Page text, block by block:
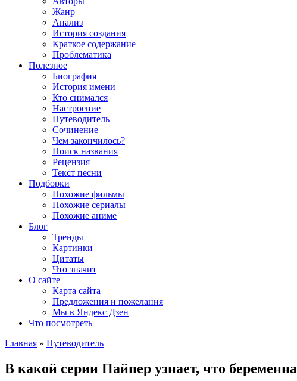
Жанр
Анализ
История создания
Краткое содержание
Проблематика
Полезное
Биография
История имени
Кто снимался
Настроение
Путеводитель
Сочинение
Чем закончилось?
Поиск названия
Рецензия
Текст песни
Подборки
Похожие фильмы
Похожие сериалы
Похожие аниме
Блог
Тренды
Картинки
Цитаты
Что значит
О сайте
Карта сайта
Предложения и пожелания
Мы в Яндекс Дзен
Что посмотреть
Главная » Путеводитель
В какой серии Пайпер узнает, что беременна